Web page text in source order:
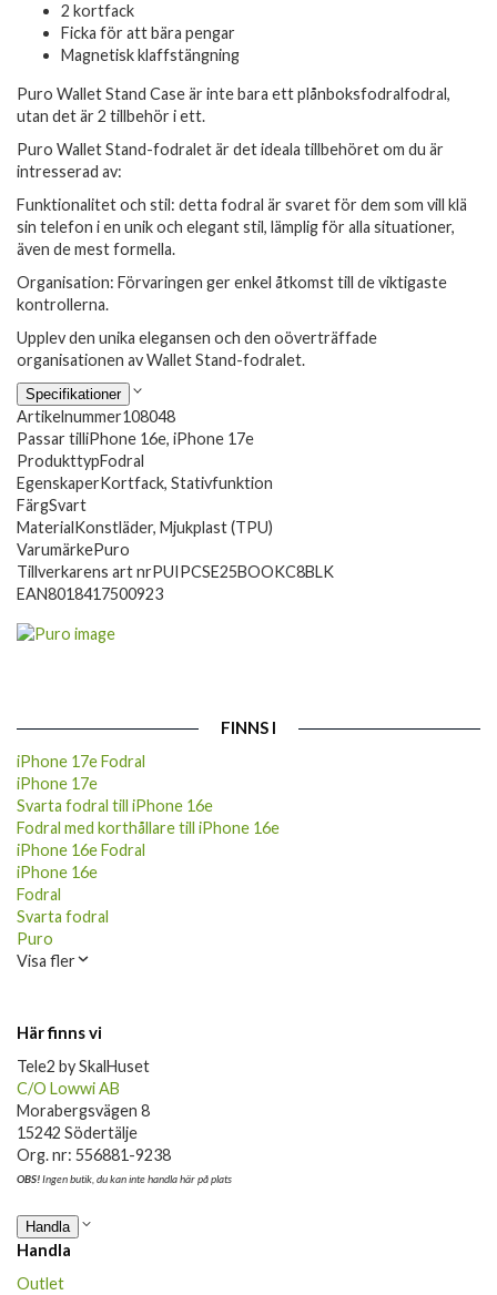
2 kortfack
Ficka för att bära pengar
Magnetisk klaffstängning
Puro Wallet Stand Case är inte bara ett plånboksfodralfodral,
utan det är 2 tillbehör i ett.
Puro Wallet Stand-fodralet är det ideala tillbehöret om du är
intresserad av:
Funktionalitet och stil: detta fodral är svaret för dem som vill klä
sin telefon i en unik och elegant stil, lämplig för alla situationer,
även de mest formella.
Organisation: Förvaringen ger enkel åtkomst till de viktigaste
kontrollerna.
Upplev den unika elegansen och den oöverträffade
organisationen av Wallet Stand-fodralet.
Specifikationer
Artikelnummer108048
Passar tilliPhone 16e, iPhone 17e
ProdukttypFodral
EgenskaperKortfack, Stativfunktion
FärgSvart
MaterialKonstläder, Mjukplast (TPU)
VarumärkePuro
Tillverkarens art nrPUIPCSE25BOOKC8BLK
EAN8018417500923
FINNS I
iPhone 17e Fodral
iPhone 17e
Svarta fodral till iPhone 16e
Fodral med korthållare till iPhone 16e
iPhone 16e Fodral
iPhone 16e
Fodral
Svarta fodral
Puro
Visa fler
Här finns vi
Tele2 by SkalHuset
C/O Lowwi AB
Morabergsvägen 8
15242 Södertälje
Org. nr: 556881-9238
OBS!Ingen butik, du kan inte handla här på plats
Handla
Handla
Outlet